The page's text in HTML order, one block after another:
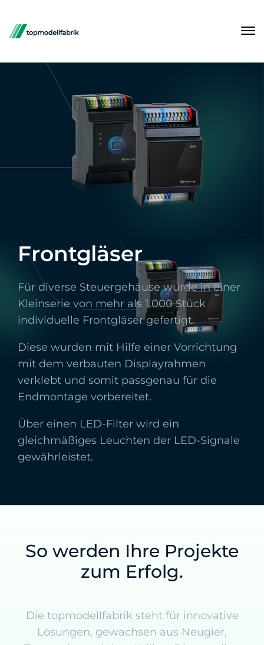
Frontgläser
Für diverse Steuergehäuse wurde in einer
Kleinserie von mehr als 1.000 Stück
individuelle Frontgläser gefertigt.
Diese wurden mit Hilfe einer Vorrichtung
mit dem verbauten Displayrahmen
verklebt und somit passgenau für die
Endmontage vorbereitet.
Über einen LED-Filter wird ein
gleichmäßiges Leuchten der LED-Signale
gewährleistet.
So werden Ihre Projekte
zum Erfolg.
Die topmodellfabrik steht für innovative
Lösungen, gewachsen aus Neugier,